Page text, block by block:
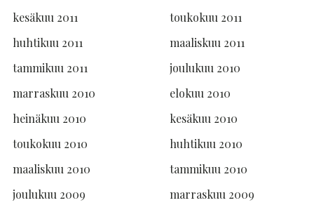
kesäkuu 2011
toukokuu 2011
huhtikuu 2011
maaliskuu 2011
tammikuu 2011
joulukuu 2010
marraskuu 2010
elokuu 2010
heinäkuu 2010
kesäkuu 2010
toukokuu 2010
huhtikuu 2010
maaliskuu 2010
tammikuu 2010
joulukuu 2009
marraskuu 2009